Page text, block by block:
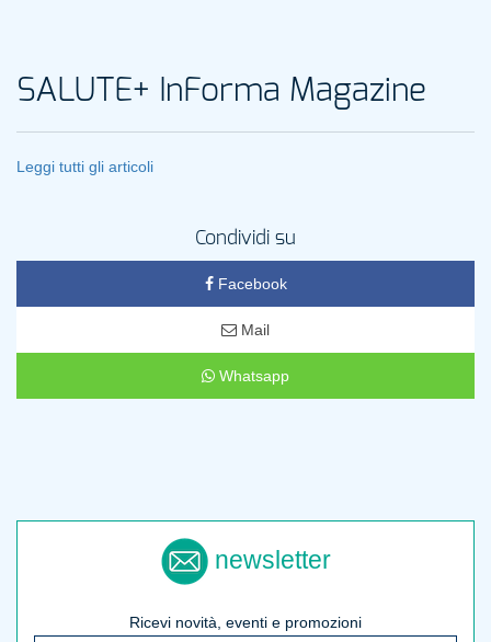
SALUTE+ InForma Magazine
Leggi tutti gli articoli
Condividi su
Facebook
Mail
Whatsapp
newsletter
Ricevi novità, eventi e promozioni